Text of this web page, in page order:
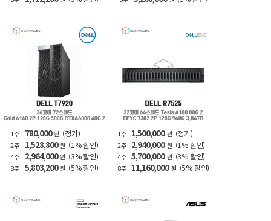
1주 780,000 원 (정가)
2주 1,528,800 원 (1% 할인)
4주 2,964,000 원 (3% 할인)
8주 5,803,200 원 (5% 할인)
1주 1,500,000 원 (정가)
2주 2,940,000 원 (1% 할인)
4주 5,700,000 원 (3% 할인)
8주 11,160,000 원 (5% 할인)